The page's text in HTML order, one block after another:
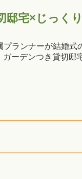
邸宅×じっく
ランナーが結婚
ーデンつき貸切邸